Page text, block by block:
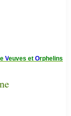
Veuves et Orphelins